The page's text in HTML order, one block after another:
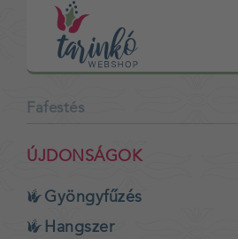
Fafestés
ÚJDONSÁGOK
Gyöngyfűzés
Hangszer